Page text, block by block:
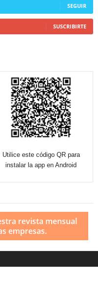
SEGUIR
SUSCRIBIRTE
Utilice este código QR para
instalar la app en Android
revista mensual
empresas.